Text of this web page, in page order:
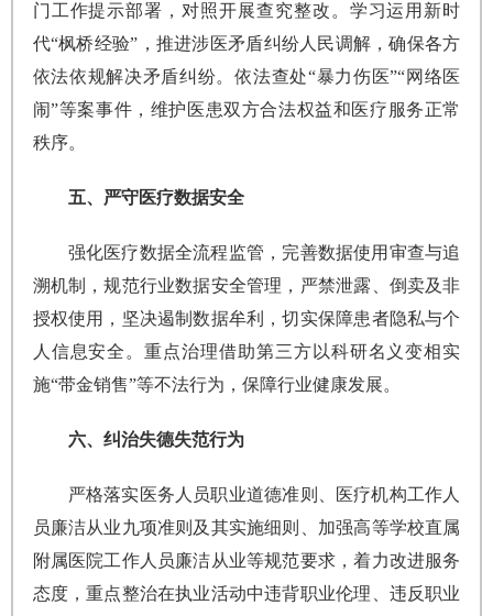
门工作提示部署，对照开展查究整改。学习运用新时
代“枫桥经验”，推进涉医矛盾纠纷人民调解，确保各方
依法依规解决矛盾纠纷。依法查处“暴力伤医”“网络医
闹”等案事件，维护医患双方合法权益和医疗服务正常
秩序。
五、严守医疗数据安全
强化医疗数据全流程监管，完善数据使用审查与追
溯机制，规范行业数据安全管理，严禁泄露、倒卖及非
授权使用，坚决遏制数据牟利，切实保障患者隐私与个
人信息安全。重点治理借助第三方以科研名义变相实
施“带金销售”等不法行为，保障行业健康发展。
六、纠治失德失范行为
严格落实医务人员职业道德准则、医疗机构工作人
员廉洁从业九项准则及其实施细则、加强高等学校直属
附属医院工作人员廉洁从业等规范要求，着力改进服务
态度，重点整治在执业活动中违背职业伦理、违反职业